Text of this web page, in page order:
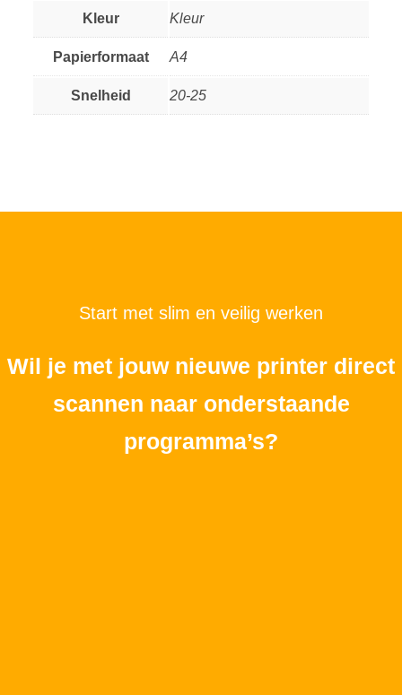
Kleur Kleur
Papierformaat A4
Snelheid 20-25
Start met slim en veilig werken
Wil je met jouw nieuwe printer direct
scannen naar onderstaande
programma’s?